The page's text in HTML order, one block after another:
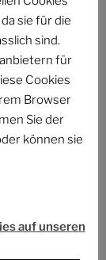
Ein Mann
Causa
CLUB
sie für die
sind.
für
Cookies
Browser
Sie der
können sie
auf unseren